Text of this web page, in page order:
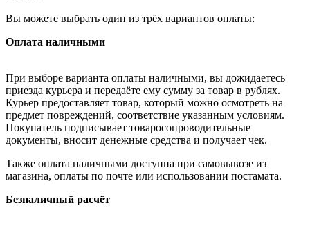
Вы можете выбрать один из трёх вариантов оплаты:
Оплата наличными
При выборе варианта оплаты наличными, вы дожидаетесь
приезда курьера и передаёте ему сумму за товар в рублях.
Курьер предоставляет товар, который можно осмотреть на
предмет повреждений, соответствие указанным условиям.
Покупатель подписывает товаросопроводительные
документы, вносит денежные средства и получает чек.
Также оплата наличными доступна при самовывозе из
магазина, оплаты по почте или использовании постамата.
Безналичный расчёт